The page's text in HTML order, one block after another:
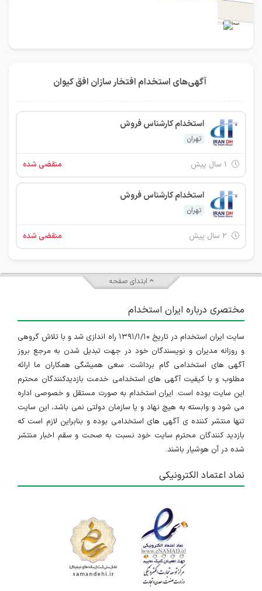
آگهی‌های استخدام افتخار سازان افق کیوان
استخدام کارشناس فروش
تهران
منقضی شده
استخدام کارشناس فروش
تهران
منقضی شده
ابتدای صفحه
مختصری درباره ایران استخدام
سایت ایران استخدام در تاریخ ۱۳۹۱/۱/۱۰ راه اندازی شد و با تلاش گروهی
و روزانه مدیران و نویسندگان خود در جهت تبدیل شدن به مرجع بروز
آگهی های استخدامی گام برداشت. سعی همیشگی همکاران ما ارائه
مطلوب و با کیفیت آگهی های استخدامی خدمت بازدیدکنندگان محترم
این سایت بوده است. ایران استخدام به صورت مستقل و خصوصی اداره
می شود و وابسته به هیچ نهاد و یا سازمان دولتی نمی باشد، این سایت
تنها منتشر کننده ی آگهی های استخدامی بوده و بنابراین لازم است که
بازدید کنندگان محترم سایت خود نسبت به صحت و سقم اخبار منتشر
شده در آن هوشیار باشند.
نماد اعتماد الکترونیکی